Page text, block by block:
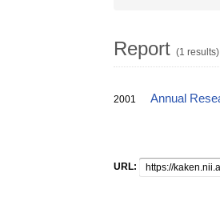
Report (1 results)
2001 Annual
URL: